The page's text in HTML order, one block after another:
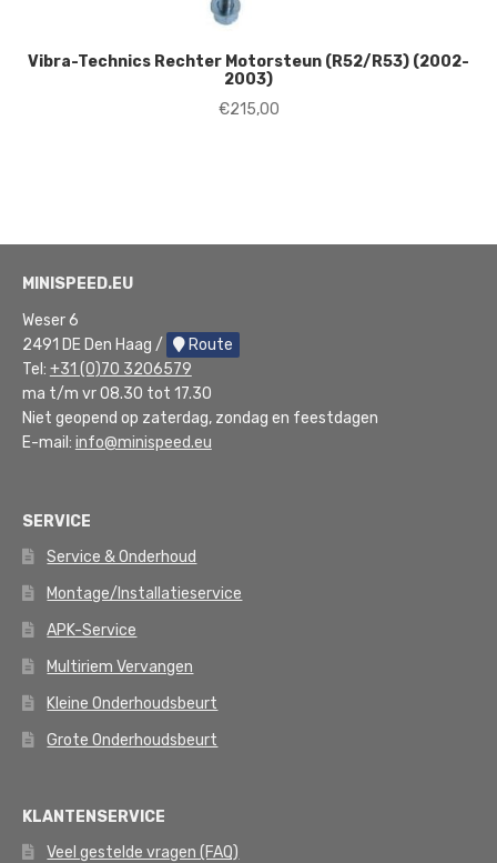
Vibra-Technics Rechter Motorsteun (R52/R53) (2002-
2003)
€215,00
MINISPEED.EU
Weser 6
2491 DE Den Haag /
Route
Tel: +31 (0)70 3206579
ma t/m vr 08.30 tot 17.30
Niet geopend op zaterdag, zondag en feestdagen
E-mail: info@minispeed.eu
SERVICE
Service & Onderhoud
Montage/Installatieservice
APK-Service
Multiriem Vervangen
Kleine Onderhoudsbeurt
Grote Onderhoudsbeurt
KLANTENSERVICE
Veel gestelde vragen (FAQ)